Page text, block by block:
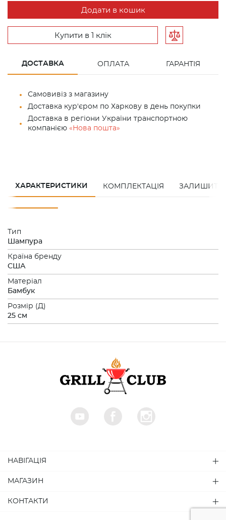
Додати в кошик
Купити в 1 клік
ДОСТАВКА ОПЛАТА ГАРАНТІЯ
Самовивіз з магазину
Доставка кур'єром по Харкову в день покупки
Доставка в регіони України транспортною
компанією «Нова пошта»
ХАРАКТЕРИСТИКИ КОМПЛЕКТАЦІЯ ЗАЛИШИТИ
Тип
Шампура
Країна бренду
США
Матеріал
Бамбук
Розмiр (Д)
25 см
НАВІГАЦІЯ
МАГАЗИН
КОНТАКТИ